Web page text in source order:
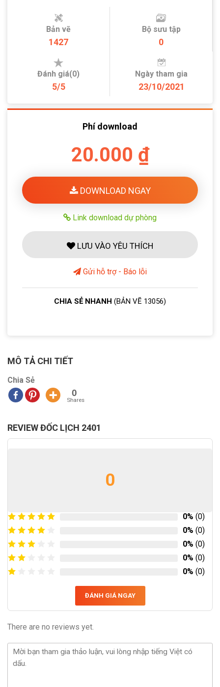
Bản vẽ
1427
Bộ sưu tập
0
Đánh giá(0)
5/5
Ngày tham gia
23/10/2021
Phí download
20.000 ₫
DOWNLOAD NGAY
Link download dự phòng
LƯU VÀO YÊU THÍCH
Gửi hỗ trợ - Báo lỗi
CHIA SẺ NHANH (BẢN VẼ 13056)
MÔ TẢ CHI TIẾT
Chia Sẻ
0
Shares
REVIEW ĐỐC LỊCH 2401
0
0% (0)
0% (0)
0% (0)
0% (0)
0% (0)
ĐÁNH GIÁ NGAY
There are no reviews yet.